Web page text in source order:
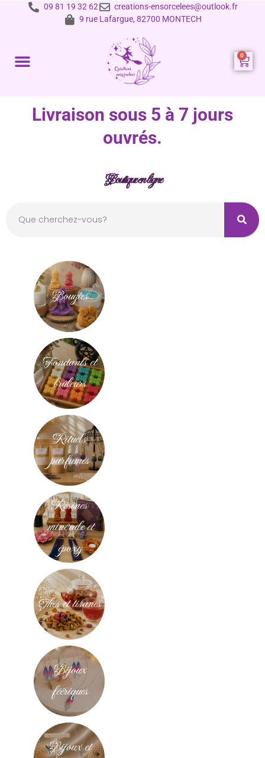
09 81 19 32 62
creations-ensorcelees@outlook.fr
9 rue Lafargue, 82700 MONTECH
Livraison sous 5 à 7 jours
ouvrés.
Boutique en ligne
Bougies
Fondants et
brûleurs
Rituels
parfumés
Résines
minérale et
époxy
Thés et tisanes
Bijoux
féériques
Bijoux et